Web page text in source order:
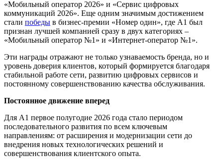
«Мобильный оператор 2026» и «Сервис цифровых
коммуникаций 2026». Еще одним значимым достижением
стали победы в бизнес-премии «Номер один», где А1 был
признан лучшей компанией сразу в двух категориях –
«Мобильный оператор №1» и «Интернет-оператор №1».
Эти награды отражают не только узнаваемость бренда, но и
уровень доверия клиентов, который формируется благодаря
стабильной работе сети, развитию цифровых сервисов и
постоянному совершенствованию качества обслуживания.
Постоянное движение вперед
Для А1 первое полугодие 2026 года стало периодом
последовательного развития по всем ключевым
направлениям: от расширения и модернизации сети до
внедрения новых технологических решений и
совершенствования клиентского опыта.